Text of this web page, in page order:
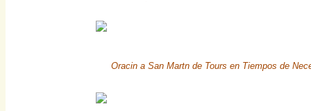
Oracin a San Martn de Tours en Tiempos de